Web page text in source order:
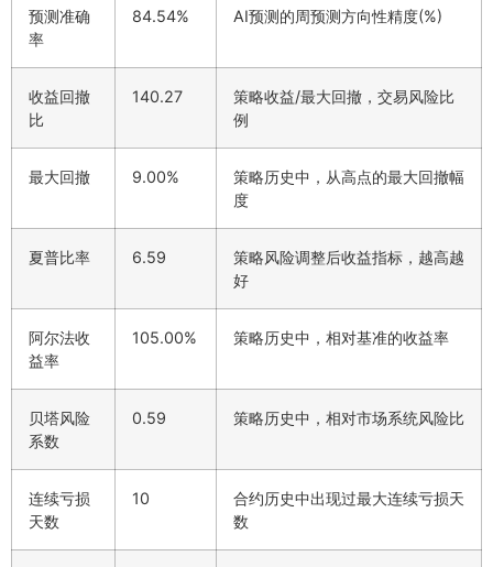
预测准确
率
84.54% AI预测的周预测方向性精度(%)
收益回撤
比
140.27
策略收益/最大回撤，交易风险比
例
最大回撤 9.00%
策略历史中，从高点的最大回撤幅
度
夏普比率 6.59
策略风险调整后收益指标，越高越
好
阿尔法收
益率
105.00% 策略历史中，相对基准的收益率
贝塔风险
系数
0.59 策略历史中，相对市场系统风险比
连续亏损
天数
10
合约历史中出现过最大连续亏损天
数